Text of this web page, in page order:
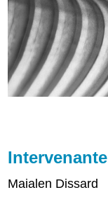
Intervenante
Maialen Dissard